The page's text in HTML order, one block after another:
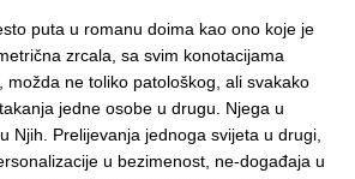
puta u romanu doima kao ono koje je
zrcala, sa svim konotacijama
možda ne toliko patološkog, ali svakako
jedne osobe u drugu. Njega u
Njih. Prelijevanja jednoga svijeta u drugi,
u bezimenost, ne-događaja u